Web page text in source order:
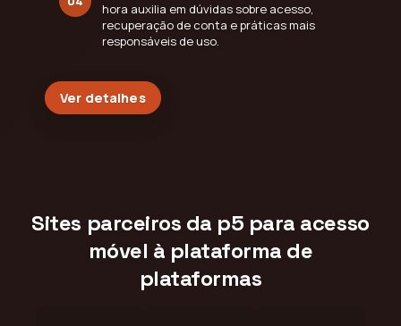
hora auxilia em dúvidas sobre acesso,
recuperação de conta e práticas mais
responsáveis de uso.
Ver detalhes
Sites parceiros da p5 para acesso
móvel à plataforma de
plataformas